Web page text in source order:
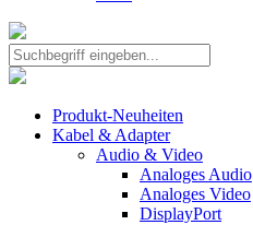
Produkt-Neuheiten
Kabel & Adapter
Audio & Video
Analoges Audio
Analoges Video
DisplayPort